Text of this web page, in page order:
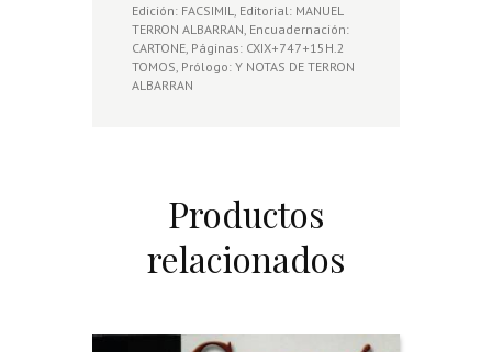
Edición: FACSIMIL, Editorial: MANUEL
TERRON ALBARRAN, Encuadernación:
CARTONE, Páginas: CXIX+747+15H.2
TOMOS, Prólogo: Y NOTAS DE TERRON
ALBARRAN
Productos
relacionados